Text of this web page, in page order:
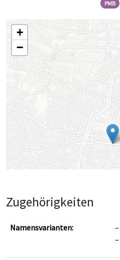
PMB
+
−
Zugehörigkeiten
Namensvarianten: